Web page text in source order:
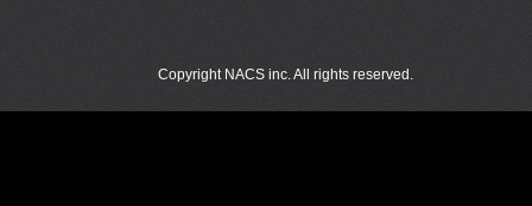
Copyright NACS inc. All rights reserved.